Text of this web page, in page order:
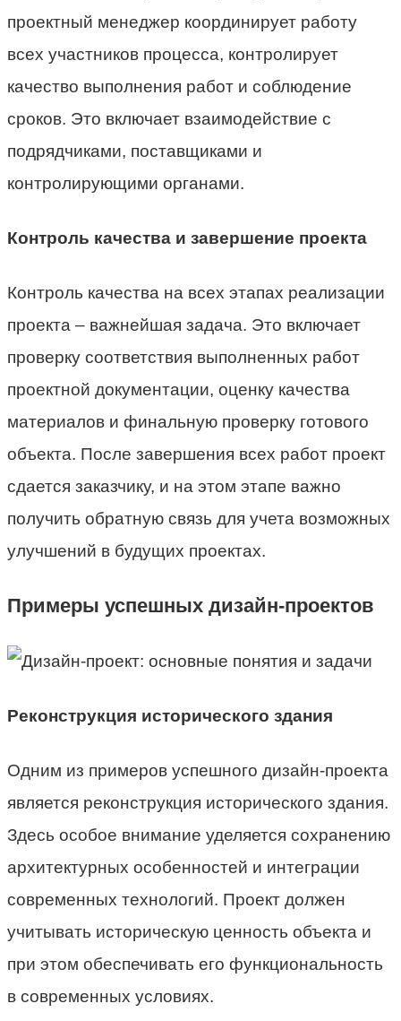
проектный менеджер координирует работу
всех участников процесса, контролирует
качество выполнения работ и соблюдение
сроков. Это включает взаимодействие с
подрядчиками, поставщиками и
контролирующими органами.
Контроль качества и завершение проекта
Контроль качества на всех этапах реализации
проекта – важнейшая задача. Это включает
проверку соответствия выполненных работ
проектной документации, оценку качества
материалов и финальную проверку готового
объекта. После завершения всех работ проект
сдается заказчику, и на этом этапе важно
получить обратную связь для учета возможных
улучшений в будущих проектах.
Примеры успешных дизайн-проектов
Реконструкция исторического здания
Одним из примеров успешного дизайн-проекта
является реконструкция исторического здания.
Здесь особое внимание уделяется сохранению
архитектурных особенностей и интеграции
современных технологий. Проект должен
учитывать историческую ценность объекта и
при этом обеспечивать его функциональность
в современных условиях.